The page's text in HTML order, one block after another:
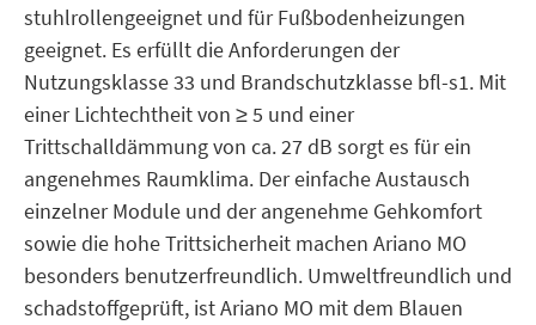
stuhlrollengeeignet und für Fußbodenheizungen
geeignet. Es erfüllt die Anforderungen der
Nutzungsklasse 33 und Brandschutzklasse bfl-s1. Mit
einer Lichtechtheit von ≥ 5 und einer
Trittschalldämmung von ca. 27 dB sorgt es für ein
angenehmes Raumklima. Der einfache Austausch
einzelner Module und der angenehme Gehkomfort
sowie die hohe Trittsicherheit machen Ariano MO
besonders benutzerfreundlich. Umweltfreundlich und
schadstoffgeprüft, ist Ariano MO mit dem Blauen